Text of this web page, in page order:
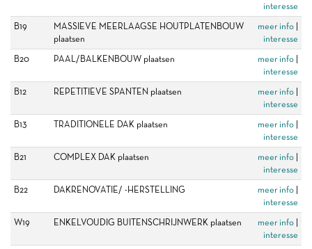
interesse
B19
MASSIEVE MEERLAAGSE HOUTPLATENBOUW
plaatsen
meer info
interesse
B20
PAAL/BALKENBOUW plaatsen meer info
interesse
B12
REPETITIEVE SPANTEN plaatsen meer info
interesse
B13
TRADITIONELE DAK plaatsen meer info
interesse
B21
COMPLEX DAK plaatsen meer info
interesse
B22
DAKRENOVATIE/ -HERSTELLING meer info
interesse
W19
ENKELVOUDIG BUITENSCHRIJNWERK plaatsen meer info
interesse